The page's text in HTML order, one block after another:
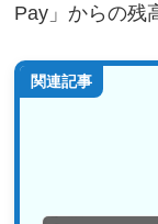
Pay」からの残
関連記事